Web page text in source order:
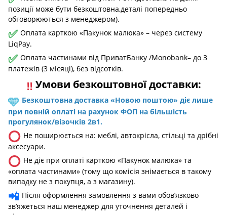
позиції може бути безкоштовна,деталі попередньо
обговорюються з менеджером).
✅ Оплата карткою «Пакунок малюка» – через систему
LiqPay.
✅ Оплата частинами від ПриватБанку /Monobank– до 3
платежів (3 місяці), без відсотків.
‼️ Умови безкоштовної доставки:
🩵 Безкоштовна доставка «Новою поштою» діє лише
при повній оплаті на рахунок ФОП на більшість
прогулянок/візочків 2в1.
⭕ Не поширюється на: меблі, автокрісла, стільці та дрібні
аксесуари.
⭕ Не діє при оплаті карткою «Пакунок малюка» та
«оплата частинами» (тому що комісія знімається в такому
випадку не з покупця, а з магазину).
📲 Після оформлення замовлення з вами обов’язково
зв’яжеться наш менеджер для уточнення деталей і